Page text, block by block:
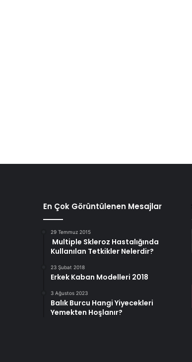
En Çok Görüntülenen Mesajlar
29 Temmuz 2015
Multiple Skleroz Hastalığında
Kullanılan Tetkikler Nelerdir?
23 Şubat 2018
Erkek Kaban Modelleri 2018
3 Ağustos 2023
Balık Burcu Hangi Yiyecekleri
Yemekten Hoşlanır?